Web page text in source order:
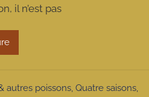
a
t
il n’est pas
autres poissons, Quatre saisons,